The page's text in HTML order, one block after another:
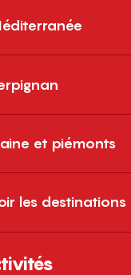
et piémonts
les destinations
et après-
L’ANNÉE